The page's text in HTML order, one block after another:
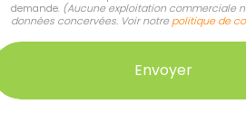
demande. (Aucune exploitation commerciale
données concervées. Voir notre politique de